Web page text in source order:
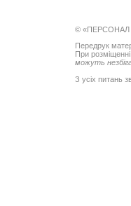
© «ПЕРСОНАЛ
Передрук
При розміщенні
можуть
З усіх питань